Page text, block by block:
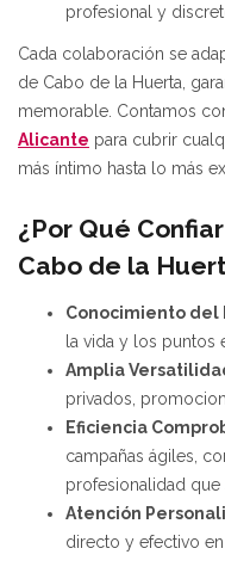
profesional y
Cada colaboración se
de Cabo de la Huerta,
memorable. Contamos
Alicante para cubrir
más íntimo hasta lo más
¿Por Qué
Cabo de la
Conocimiento del
la vida y los puntos
Amplia
privados,
Eficiencia
campañas ágiles,
profesionalidad que
Atención
directo y efectivo